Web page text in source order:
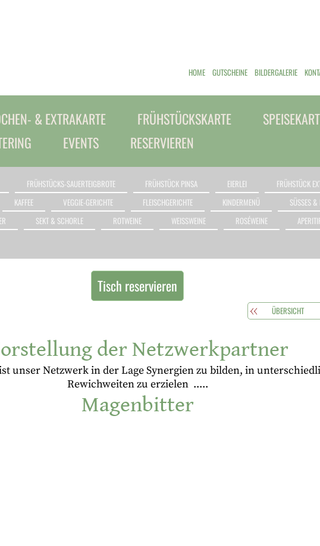
& EXTRAKARTE FRÜHSTÜCKSKARTE
EVENTS RESERVIEREN
HOME GUTSCHEINE BILDERGALERIE
FRÜHSTÜCKS-SAUERTEIGBROTE FRÜHSTÜCK PINSA EIERLEI FRÜHSTÜCK
KAFFEE VEGGIE-GERICHTE FLEISCHGERICHTE KINDERMENÜ SÜSSES &
SEKT & SCHORLE ROTWEINE WEISSWEINE ROSÉWEINE
Tisch reservieren
ÜBERSICHT
der Netzwerkpartner
unser Netzwerk in der Lage Synergien zu bilden, in
Rewichweiten zu erzielen .....
Magenbitter